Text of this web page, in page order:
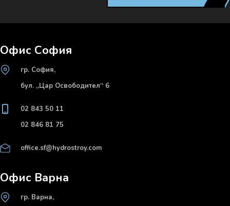
Офис София
гр. София,
бул. „Цар Освободител“ 6
02 843 50 11
02 846 81 75
office.sf@hydrostroy.com
Офис Варна
гр. Варна,